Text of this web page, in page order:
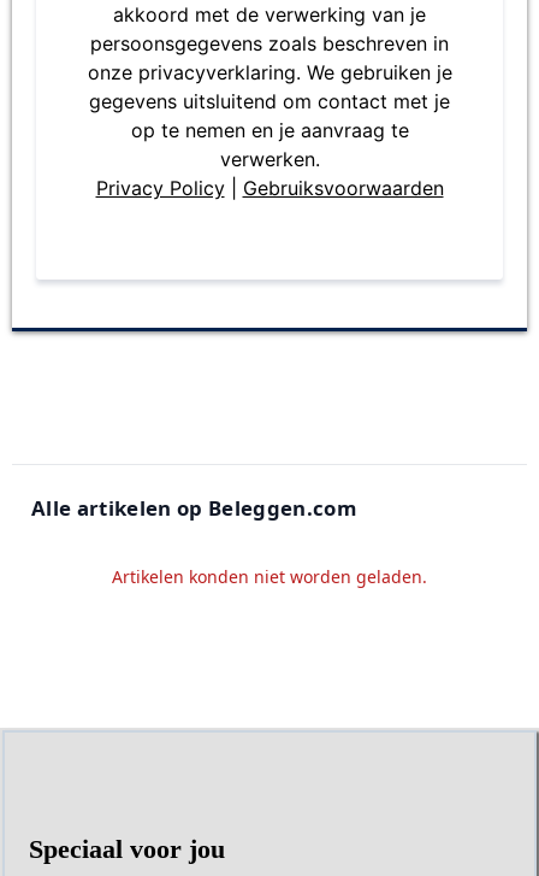
akkoord met de verwerking van je
persoonsgegevens zoals beschreven in
onze privacyverklaring. We gebruiken je
gegevens uitsluitend om contact met je
op te nemen en je aanvraag te
verwerken.
Privacy Policy| Gebruiksvoorwaarden
Alle artikelen op Beleggen.com
Artikelen konden niet worden geladen.
Speciaal voor jou